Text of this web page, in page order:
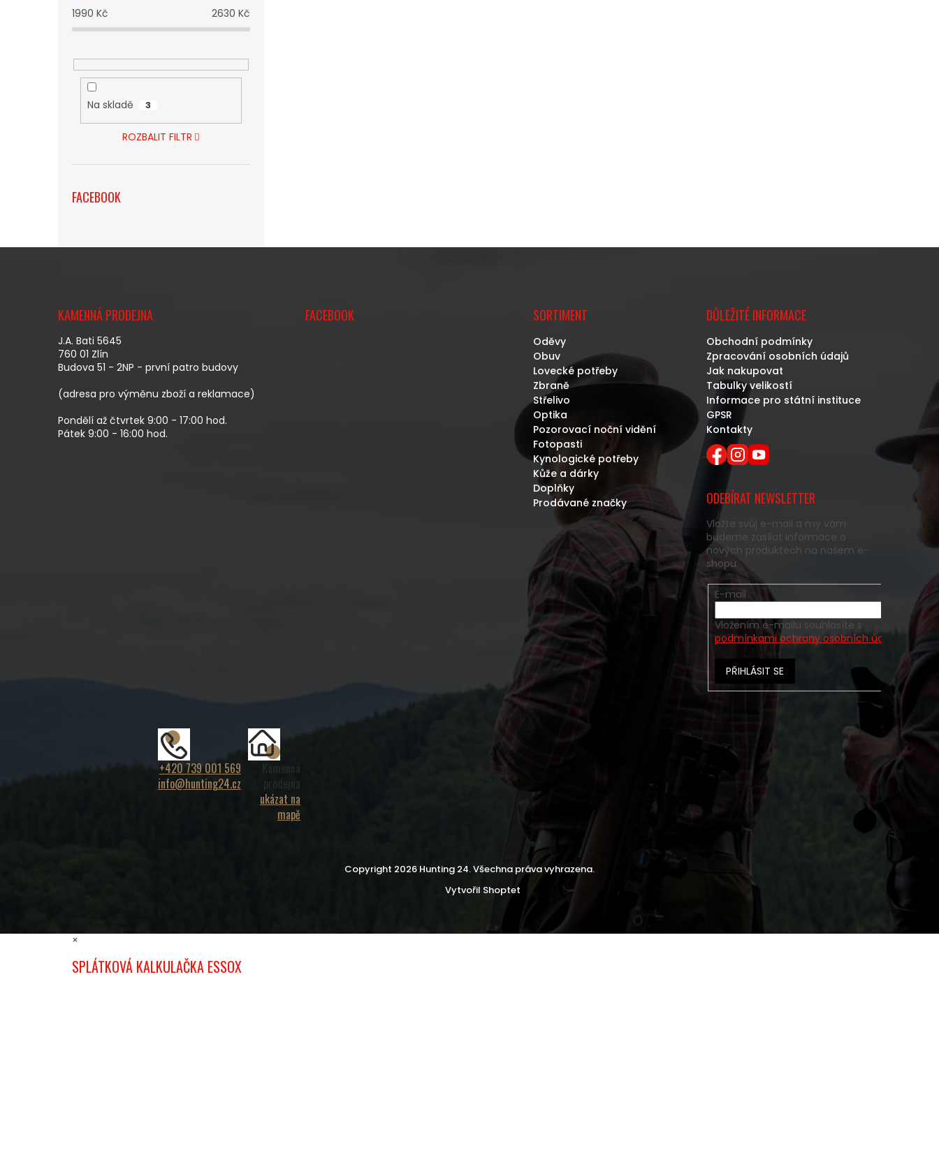
1990 Kč 2630 Kč
Na skladě 3
ROZBALIT FILTR
FACEBOOK
KAMENNÁ PRODEJNA
J.A. Bati 5645
760 01 Zlín
Budova 51 - 2NP - první patro budovy
(adresa pro výměnu zboží a reklamace)
Pondělí až čtvrtek 9:00 - 17:00 hod.
Pátek 9:00 - 16:00 hod.
FACEBOOK SORTIMENT
Oděvy
Obuv
Lovecké potřeby
Zbraně
Střelivo
Optika
Pozorovací noční vidění
Fotopasti
Kynologické potřeby
Kůže a dárky
Doplňky
Prodávané značky
DŮLEŽITÉ INFORMACE
Obchodní podmínky
Zpracování osobních údajů
Jak nakupovat
Tabulky velikostí
Informace pro státní instituce
GPSR
Kontakty
ODEBÍRAT NEWSLETTER
Vložte svůj e-mail a my vám
budeme zasílat informace o
nových produktech na našem e-
shopu.
E-mail
Vložením e-mailu souhlasíte s
podmínkami ochrany osobních údajů
PŘIHLÁSIT SE
+420 739 001 569
info@hunting24.cz
Kamenná
prodejna
ukázat na
mapě
Vytvořil Shoptet
Copyright 2026 Hunting 24. Všechna práva vyhrazena.
×
SPLÁTKOVÁ KALKULAČKA ESSOX